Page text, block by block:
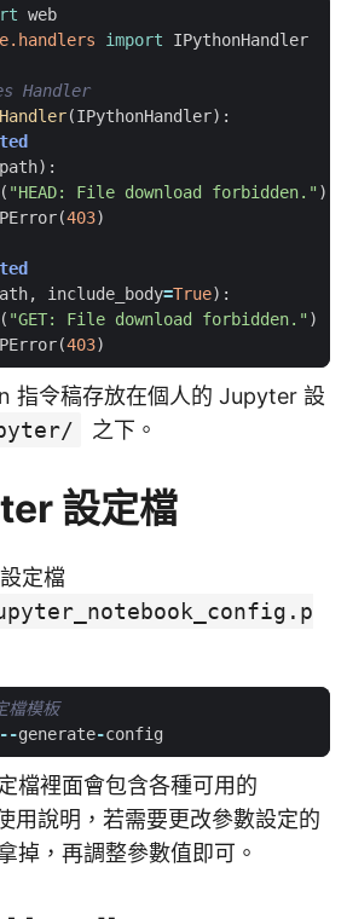
web
import IPythonHandler
Handler
(IPythonHandler):
path):
( "HEAD: File download forbidden.")
(403)
, include_body=True):
( "GET: File download forbidden.")
(403)
指令稿存放在個人的 Jupyter 設
之下。
設定檔
定檔
模板
--generate-config
檔裡面會包含各種可用的
用說明，若需要更改參數設定的
掉，再調整參數值即可。